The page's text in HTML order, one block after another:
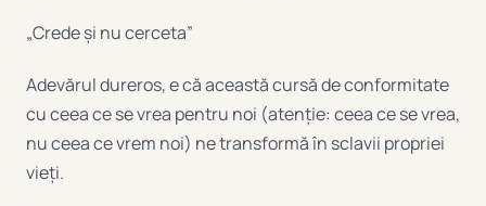
„Crede și nu cerceta”
Adevărul dureros, e că această cursă de conformitate
cu ceea ce se vrea pentru noi (atenție: ceea ce se vrea,
nu ceea ce vrem noi) ne transformă în sclavii propriei
vieți.